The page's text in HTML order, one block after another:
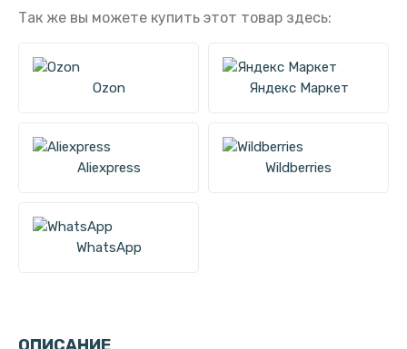
Так же вы можете купить этот товар здесь:
Ozon Яндекс Маркет
Aliexpress Wildberries
WhatsApp